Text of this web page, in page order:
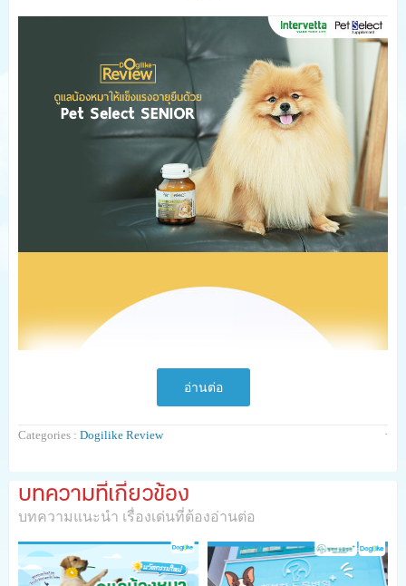
อ่านต่อ
Categories : Dogilike Review ·
บทความที่เกี่ยวข้อง
บทความแนะนำ เรื่องเด่นที่ต้องอ่านต่อ